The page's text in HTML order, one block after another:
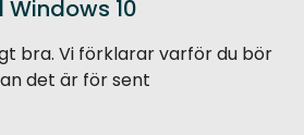
10
bra. Vi förklarar varför du bör
det är för sent